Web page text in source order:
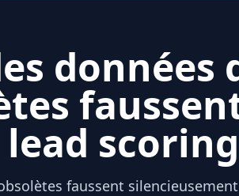
données
scoring
faussent